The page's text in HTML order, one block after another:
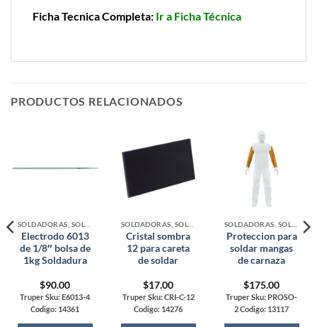
Ficha Tecnica Completa: Ir a Ficha Técnica
PRODUCTOS RELACIONADOS
Electrodo 6013
de 1/8″ bolsa de
1kg Soldadura
$90.00
Truper Sku: E6013-4
Codigo: 14361
Cristal sombra
12 para careta
de soldar
$17.00
Truper Sku: CRI-C-12
Codigo: 14276
Proteccion para
soldar mangas
de carnaza
$175.00
Truper Sku: PROSO-
2 Codigo: 13117